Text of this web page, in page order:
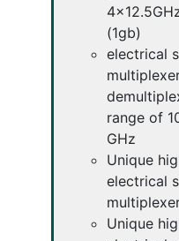
(1gb)
electrical
range of
GHz
Unique
electrical
Unique